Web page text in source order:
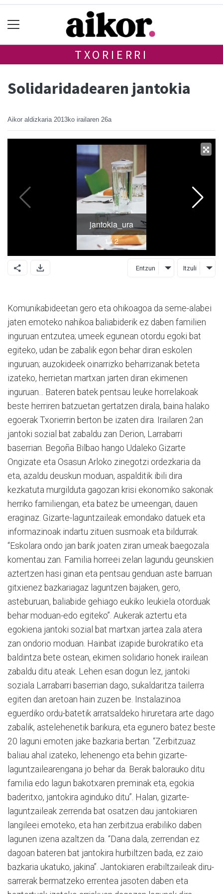
TXORIERRI
Solidaridadearen jantokia
Aikor aldizkaria 2013ko irailaren 26a
Entzun Itzuli
Komunikabideetan gero eta ohikoagoa da seme-alabei
jaten emoteko nahikoa baliabiderik ez daben familien
inguruan entzutea; umeek egunean otordu egoki bat
egiteko, udan be zabalik egon behar diran eskolen
inguruan; auzokideek oinarrizko beharrizanak beteta
izateko, herrietan martxan jarten diran ekimenen
inguruan... Bateren batek pentsau leuke horrelakoak
beste herriren batzuetan gertatzen dirala, baina halako
egoerak Txorierrin berton be izaten dira. Irailaren 2an
jantoki sozial bat zabaldu zan Derion, Larrabarri
baserrian. Begoña Bilbao hango Udaleko Gizarte
Ongizate eta Osasun Arloko zinegotzi ordezkaria da
eta, azaldu deuskun moduan, aspalditik ibili dira
kezkatuta murgilduta gagozan krisi ekonomiko sakonak
herriko familiengan, eta batez be umeengan, dauen
eraginaz. Gizarte-laguntzaileak emondako datuek eta
informazinoak indartu zituen susmoak eta bildurrak.
“Eskolara ondo jan barik joaten ziran umeak baegozala
komentau zan. Familia horreei zelan lagundu geunskien
aztertzen hasi ginan eta pentsau genduan aste barruan
gitxienez bazkariagaz laguntzen bajaken, gero,
asteburuan, baliabide gehiago eukiko leukiela otorduak
behar moduan-edo egiteko”. Aukerak aztertu eta
egokiena jantoki sozial bat martxan jartea zala atera
zan ondorio moduan. Hainbat izapide burokratiko eta
baldintza bete ostean, ekimen solidario honek irailean
zabaldu ditu ateak. Lehen esan dogun lez, jantoki
soziala Larrabarri baserrian dago, sukaldaritza tailerra
egiten dan aretoan hain zuzen be. Instalazinoa
eguerdiko ordu-batetik arratsaldeko hiruretara arte dago
zabalik, astelehenetik barikura, eta egunero batez beste
20 laguni emoten jake bazkaria bertan. “Zerbitzuaz
baliau ahal izateko, lehenengo eta behin gizarte-
laguntzailearengana jo behar da. Berak balorauko ditu
familia edo lagun bakotxaren preminak eta, egokia
baderitxo, jantokira aginduko ditu”. Halan, gizarte-
laguntzaileak zerrenda bat osatzen dau jantokiaren
langileei emoteko, eta han zerbitzua erabiliko daben
lagunen izena azaltzen da. “Dana dala, zerrendan ez
dagoan bateren bat jantokira hurbiltzen bada, ez zaio
bazkaria ukatuko, jakina”. Jantokiaren erabiltzaileak diru-
sarrerak bermatzeko errentea jasoten daben eta